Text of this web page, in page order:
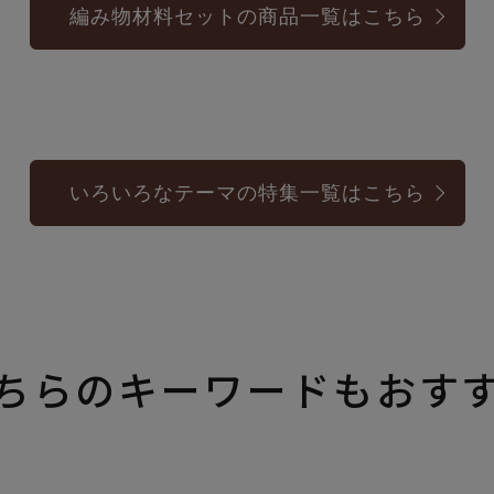
編み物材料セットの商品一覧はこちら
いろいろなテーマの特集一覧はこちら
らのキーワードもおす